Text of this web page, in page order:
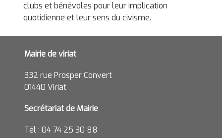
clubs et bénévoles pour leur implication
quotidienne et leur sens du civisme.
Mairie de viriat
332 rue Prosper Convert
01440 Viriat
Secrétariat de Mairie
Tél : 04 74 25 30 88